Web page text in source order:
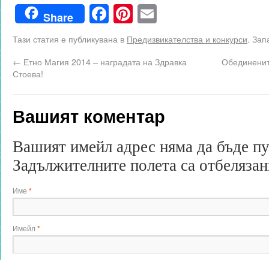
Share Facebook
Pinterest
Тази статия е публикувана в Предизвикателства и конкурси.
← Етно Магия 2014 – наградата на Здравка
Стоева!
Вашият коментар
Вашият имейл адрес няма да бъде
Задължителните полета са
Име *
Имейл *